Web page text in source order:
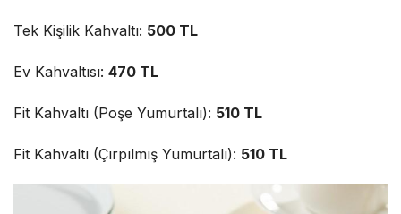
Tek Kişilik Kahvaltı: 500 TL
Ev Kahvaltısı: 470 TL
Fit Kahvaltı (Poşe Yumurtalı): 510 TL
Fit Kahvaltı (Çırpılmış Yumurtalı): 510 TL